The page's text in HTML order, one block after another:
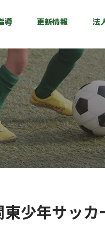
導 更新情報 法
少年サッ